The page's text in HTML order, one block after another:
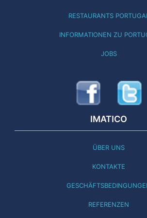
RESTAURANTS PORTUGAL
INFORMATIONEN ZU
JOBS
IMATICO
ÜBER UNS
KONTAKTE
REFERENZEN